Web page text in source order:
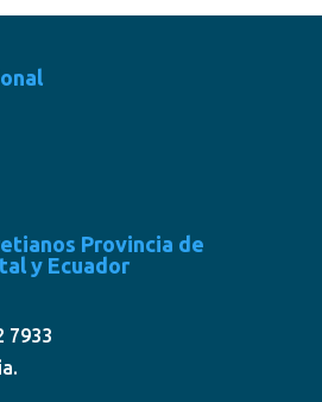
Provincia de
y Ecuador
7933